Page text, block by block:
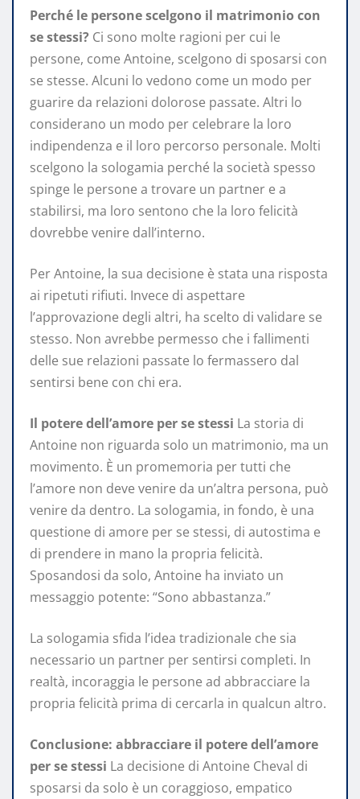
Perché le persone scelgono il matrimonio con
se stessi? Ci sono molte ragioni per cui le
persone, come Antoine, scelgono di sposarsi con
se stesse. Alcuni lo vedono come un modo per
guarire da relazioni dolorose passate. Altri lo
considerano un modo per celebrare la loro
indipendenza e il loro percorso personale. Molti
scelgono la sologamia perché la società spesso
spinge le persone a trovare un partner e a
stabilirsi, ma loro sentono che la loro felicità
dovrebbe venire dall’interno.
Per Antoine, la sua decisione è stata una risposta
ai ripetuti rifiuti. Invece di aspettare
l’approvazione degli altri, ha scelto di validare se
stesso. Non avrebbe permesso che i fallimenti
delle sue relazioni passate lo fermassero dal
sentirsi bene con chi era.
Il potere dell’amore per se stessi La storia di
Antoine non riguarda solo un matrimonio, ma un
movimento. È un promemoria per tutti che
l’amore non deve venire da un’altra persona, può
venire da dentro. La sologamia, in fondo, è una
questione di amore per se stessi, di autostima e
di prendere in mano la propria felicità.
Sposandosi da solo, Antoine ha inviato un
messaggio potente: “Sono abbastanza.”
La sologamia sfida l’idea tradizionale che sia
necessario un partner per sentirsi completi. In
realtà, incoraggia le persone ad abbracciare la
propria felicità prima di cercarla in qualcun altro.
Conclusione: abbracciare il potere dell’amore
per se stessi La decisione di Antoine Cheval di
sposarsi da solo è un coraggioso, empatico